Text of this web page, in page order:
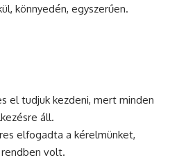
könnyedén, egyszerűen.
el tudjuk kezdeni, mert minden
áll.
elfogadta a kérelmünket,
rendben volt.